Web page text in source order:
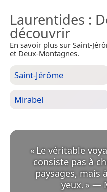
Laurentides :
découvrir
En savoir plus sur Saint-
et Deux-Montagnes.
Saint-Jérôme
Mirabel
«Le véritable
consiste pas à
paysages, mais
yeux. » —